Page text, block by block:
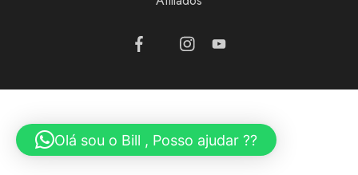
Olá sou o Bill , Posso ajudar ??